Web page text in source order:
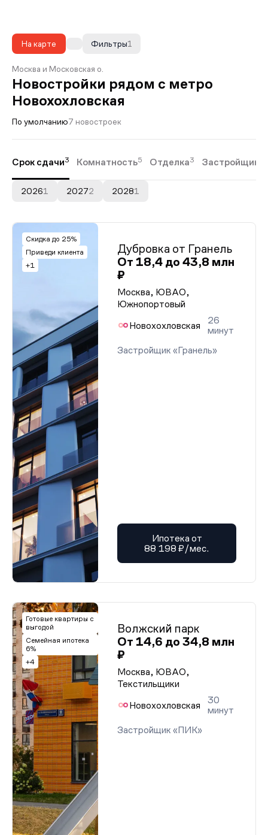
На карте 1
Фильтры
Москва и Московская о.
Новостройки рядом с метро
Новохохловская
По умолчанию7 новостроек
Срок сдачи3 Комнатность5 Отделка3 Застройщики
20261 20272 20281
Скидка до 25%
Приведи клиента
+1
Дубровка от Гранель
От 18,4 до 43,8 млн
₽
Москва, ЮВАО,
Южнопортовый
Новохохловская
26
минут
Застройщик «Гранель»
Ипотека от
88 198 ₽/мес.
Готовые квартиры с
выгодой
Семейная ипотека
6%
+4
Волжский парк
От 14,6 до 34,8 млн
₽
Москва, ЮВАО,
Текстильщики
Новохохловская
30
минут
Застройщик «ПИК»